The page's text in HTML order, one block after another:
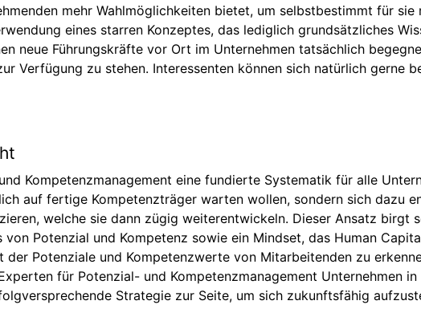
mehr Wahlmöglichkeiten bietet, um selbstbestimmt für sie
eines starren Konzeptes, das lediglich grundsätzliches
neue Führungskräfte vor Ort im Unternehmen tatsächlich
Verfügung zu stehen. Interessenten können sich natürlich gerne
Kompetenzmanagement eine fundierte Systematik für alle
auf fertige Kompetenzträger warten wollen, sondern sich dazu
welche sie dann zügig weiterentwickeln. Dieser Ansatz birgt
Potenzial und Kompetenz sowie ein Mindset, das Human
Potenziale und Kompetenzwerte von Mitarbeitenden zu
für Potenzial- und Kompetenzmanagement Unternehmen in
Strategie zur Seite, um sich zukunftsfähig